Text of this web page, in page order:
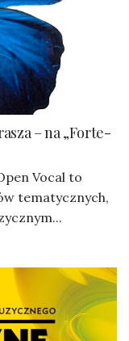
– na „Forte-
Vocal to
tematycznych,